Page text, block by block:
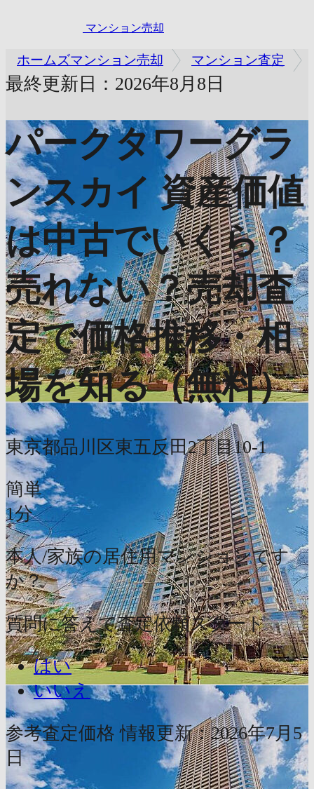
マンション売却
ホームズマンション売却 マンション査定
最終更新日：2026年8月8日
パークタワーグラ
ンスカイ 資産価値
は中古でいくら？
売れない？売却査
定で価格推移・相
場を知る（無料）
東京都品川区東五反田2丁目10-1
簡単
1分
本人/家族の居住用マンションです
か？
質問に答えて査定依頼スタート
はい
いいえ
参考査定価格 情報更新：2026年7月5
日